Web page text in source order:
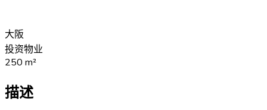
大阪
投资物业
250 m²
描述